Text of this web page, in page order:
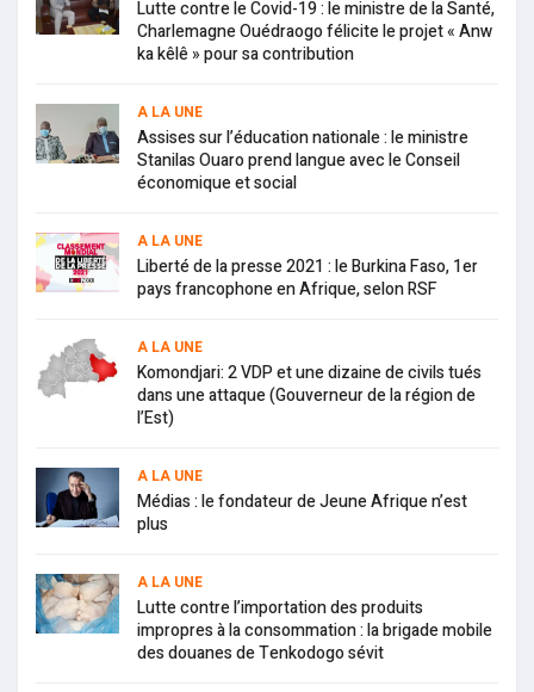
Lutte contre le Covid-19 : le ministre de la Santé,
Charlemagne Ouédraogo félicite le projet « Anw
ka kêlê » pour sa contribution
A LA UNE
Assises sur l’éducation nationale : le ministre
Stanilas Ouaro prend langue avec le Conseil
économique et social
A LA UNE
Liberté de la presse 2021 : le Burkina Faso, 1er
pays francophone en Afrique, selon RSF
A LA UNE
Komondjari: 2 VDP et une dizaine de civils tués
dans une attaque (Gouverneur de la région de
l’Est)
A LA UNE
Médias : le fondateur de Jeune Afrique n’est
plus
A LA UNE
Lutte contre l’importation des produits
impropres à la consommation : la brigade mobile
des douanes de Tenkodogo sévit